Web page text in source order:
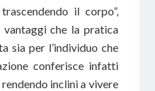
il corpo”,
che la pratica
sia per l’individuo che
conferisce infatti
inclini a vivere